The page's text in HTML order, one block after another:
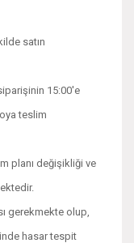
satın
15:00'e
teslim
planı değişikliği ve
gerekmekte olup,
hasar tespit